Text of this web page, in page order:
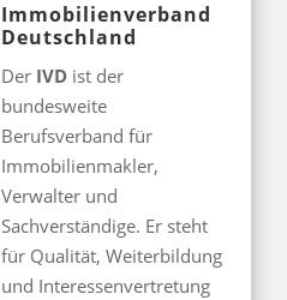
Immobilienverband
Deutschland
Der IVD ist der
bundesweite
Berufsverband für
Immobilienmakler,
Verwalter und
Sachverständige. Er steht
für Qualität, Weiterbildung
und Interessenvertretung